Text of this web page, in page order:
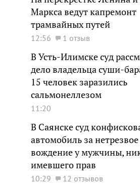
Маркса ведут капремонт
трамвайных путей
12:56 1 отзыв
В Усть-Илимске суд
дело владельца суши-
15 человек заразились
сальмонеллезом
11:20
В Саянске суд
автомобиль за нетрезвое
вождение у мужчины,
имевшего прав
10:29 12 отзывов